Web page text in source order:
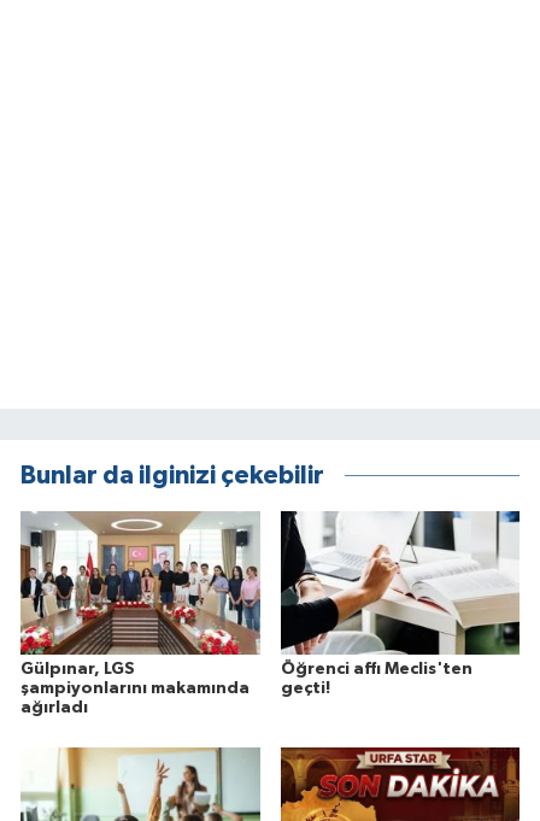
Bunlar da ilginizi çekebilir
Gülpınar, LGS
şampiyonlarını makamında
ağırladı
Öğrenci affı Meclis'ten
geçti!